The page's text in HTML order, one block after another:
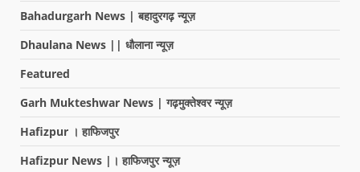
Bahadurgarh News | बहादुरगढ़ न्यूज़
Dhaulana News || धौलाना न्यूज़
Featured
Garh Mukteshwar News | गढ़मुक्तेश्वर न्यूज़
Hafizpur । हाफिजपुर
Hafizpur News |। हाफिजपुर न्यूज़